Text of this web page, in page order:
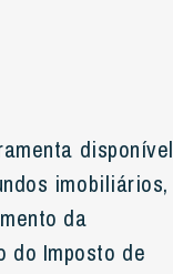
disponível
imobiliários,
da
do Imposto de